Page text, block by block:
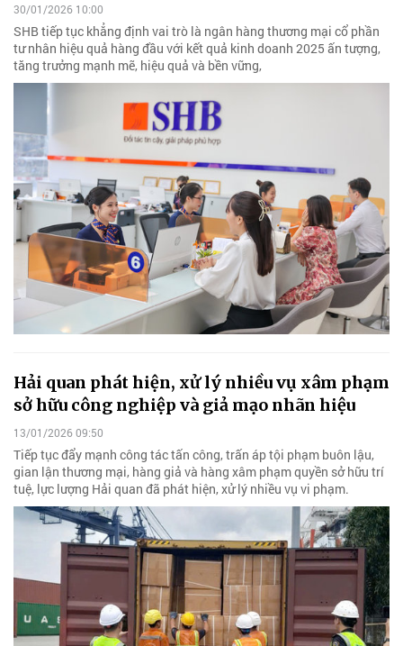
30/01/2026 10:00
SHB tiếp tục khẳng định vai trò là ngân hàng thương mại cổ phần
tư nhân hiệu quả hàng đầu với kết quả kinh doanh 2025 ấn tượng,
tăng trưởng mạnh mẽ, hiệu quả và bền vững,
Hải quan phát hiện, xử lý nhiều vụ xâm phạm
sở hữu công nghiệp và giả mạo nhãn hiệu
13/01/2026 09:50
Tiếp tục đẩy mạnh công tác tấn công, trấn áp tội phạm buôn lậu,
gian lận thương mại, hàng giả và hàng xâm phạm quyền sở hữu trí
tuệ, lực lượng Hải quan đã phát hiện, xử lý nhiều vụ vi phạm.